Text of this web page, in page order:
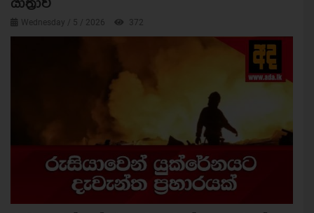
යාත්‍රාව
Wednesday / 5 / 2026 372